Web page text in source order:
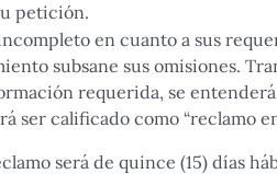
petición.
en cuanto a sus
subsane sus omisiones.
requerida, se
ser calificado como “reclamo
será de quince (15) días